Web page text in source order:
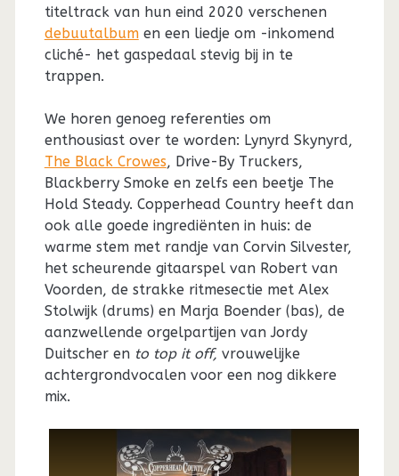
titeltrack van hun eind 2020 verschenen
debuutalbumen een liedje om -inkomend
cliché- het gaspedaal stevig bij in te
trappen.
We horen genoeg referenties om
enthousiast over te worden: Lynyrd Skynyrd,
The Black Crowes, Drive-By Truckers,
Blackberry Smoke en zelfs een beetje The
Hold Steady. Copperhead Country heeft dan
ook alle goede ingrediënten in huis: de
warme stem met randje van Corvin Silvester,
het scheurende gitaarspel van Robert van
Voorden, de strakke ritmesectie met Alex
Stolwijk (drums) en Marja Boender (bas), de
aanzwellende orgelpartijen van Jordy
Duitscher en to top it off, vrouwelijke
achtergrondvocalen voor een nog dikkere
mix.